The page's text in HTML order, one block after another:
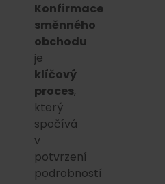
Konfirmace
směnného
obchodu
je
klíčový
proces,
který
spočívá
v
potvrzení
podrobností